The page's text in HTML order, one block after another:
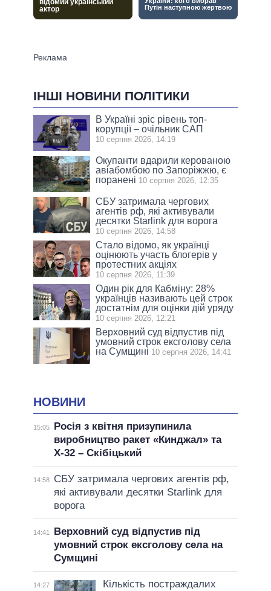
ІНШІ НОВИНИ ПОЛІТИКИ
В Україні зріс рівень топ-
корупції – очільник САП
10 серпня 2026, 14:19
Окупанти вдарили керованою
авіабомбою по Запоріжжю, є
поранені 10 серпня 2026, 12:35
СБУ затримала чергових
агентів рф, які активували
десятки Starlink для ворога
10 серпня 2026, 14:58
Стало відомо, як українці
оцінюють участь блогерів у
протестних акціях
10 серпня 2026, 11:39
Один рік для Кабміну: 28%
українців називають цей строк
достатнім для оцінки дій уряду
10 серпня 2026, 12:21
Верховний суд відпустив під
умовний строк ексголову села
на Сумщині 10 серпня 2026, 14:41
НОВИНИ
15:05
Росія з квітня призупинила
виробництво ракет «Кинджал» та
Х-32 – Скібіцький
14:58
СБУ затримала чергових агентів рф,
які активували десятки Starlink для
ворога
14:41
Верховний суд відпустив під
умовний строк ексголову села на
Сумщині
14:27
Кількість постраждалих